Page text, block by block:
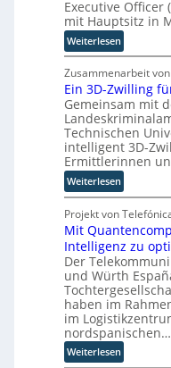
b
a
u
n
R
o
t
e
r
-
H
e
r
s
t
e
l
l
e
r
n
t
i
s
e
r
u
n
g
s
l
ö
g
e
n
Executive Officer
mit Hauptsitz in
Weiterlesen:
B
j
ö
r
n
T
w
i
e
h
a
u
s
w
i
r
d
n
e
u
Zusammenarbeit
Ein 3D-Zwilling
Gemeinsam mit
Technischen
intelligent 3D-
Ermittlerinnen
Weiterlesen:
E
i
n
3
D
-
Z
w
i
l
l
Projekt von
Mit
Intelligenz zu
Der
und Würth
haben im
im
nordspanischen…
Weiterlesen: